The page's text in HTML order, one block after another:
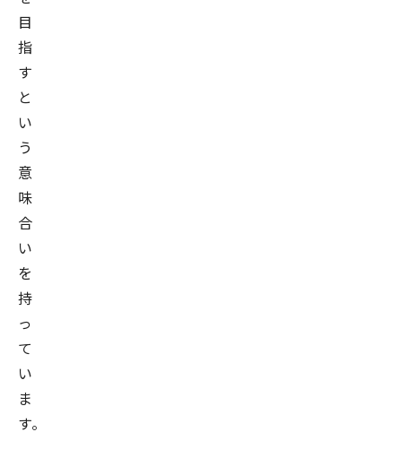
目
指
す
と
い
う
意
味
合
い
を
持
っ
て
い
ま
す。